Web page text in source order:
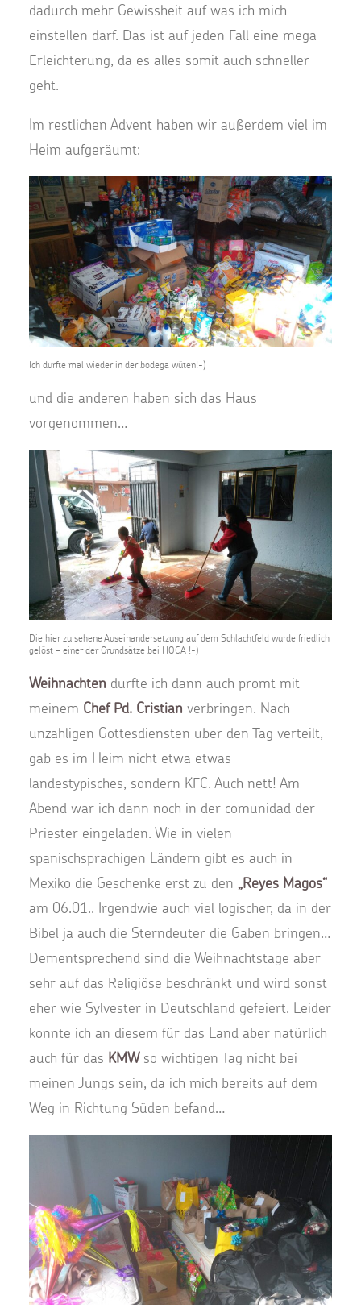
dadurch mehr Gewissheit auf was ich mich
einstellen darf. Das ist auf jeden Fall eine mega
Erleichterung, da es alles somit auch schneller
geht.
Im restlichen Advent haben wir außerdem viel im
Heim aufgeräumt:
Ich durfte mal wieder in der bodega wüten!-)
und die anderen haben sich das Haus
vorgenommen…
Die hier zu sehene Auseinandersetzung auf dem Schlachtfeld wurde friedlich
gelöst – einer der Grundsätze bei HOCA !-)
Weihnachten durfte ich dann auch promt mit
meinem Chef Pd. Cristian verbringen. Nach
unzähligen Gottesdiensten über den Tag verteilt,
gab es im Heim nicht etwa etwas
landestypisches, sondern KFC. Auch nett! Am
Abend war ich dann noch in der comunidad der
Priester eingeladen. Wie in vielen
spanischsprachigen Ländern gibt es auch in
Mexiko die Geschenke erst zu den „Reyes Magos“
am 06.01.. Irgendwie auch viel logischer, da in der
Bibel ja auch die Sterndeuter die Gaben bringen…
Dementsprechend sind die Weihnachtstage aber
sehr auf das Religiöse beschränkt und wird sonst
eher wie Sylvester in Deutschland gefeiert. Leider
konnte ich an diesem für das Land aber natürlich
auch für das KMWso wichtigen Tag nicht bei
meinen Jungs sein, da ich mich bereits auf dem
Weg in Richtung Süden befand…